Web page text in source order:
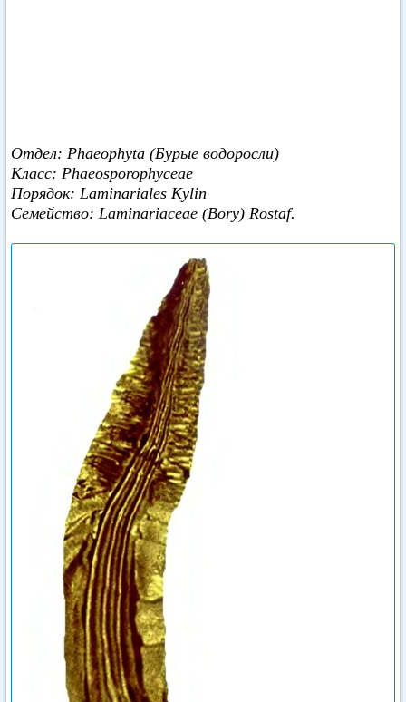
Отдел: Phaeophyta (Бурые водоросли)
Класс: Phaeosporophyceae
Порядок: Laminariales Kylin
Семейство: Laminariaceae (Bory) Rostaf.